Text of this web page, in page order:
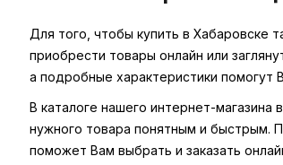
Для того, чтобы купить в Хабаровске
приобрести товары онлайн или
а подробные характеристики
В каталоге нашего интернет-
нужного товара понятным и быстрым.
поможет Вам выбрать и заказать